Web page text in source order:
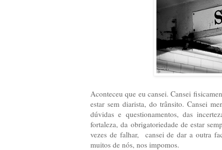
Aconteceu que eu cansei. Cansei
estar sem diarista, do trânsito. Cansei
dúvidas e questionamentos, das
fortaleza, da obrigatoriedade de estar
vezes de falhar, cansei de dar a outra
muitos de nós, nos impomos.